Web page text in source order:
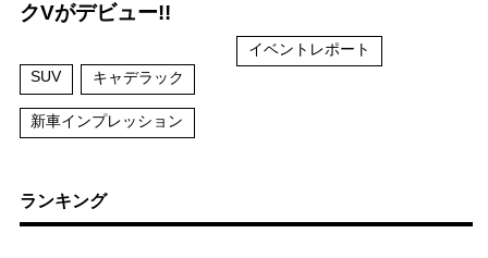
クVがデビュー!!
SUV キャデラック
新車インプレッション
イベントレポート
ランキング